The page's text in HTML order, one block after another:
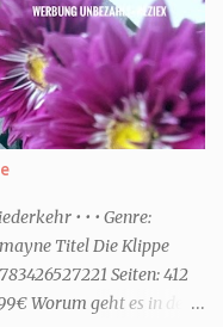
in die
ich dort jedenfalls nicht
eine Art Flyer. Dort sind
Funktionen des
fünf Minuten benötigt. Die
von der Größe her an
und passt zum Eis. Ich
hat eine ...
• • • Genre:
Titel Die Klippe
Seiten: 412
Worum geht es in dem